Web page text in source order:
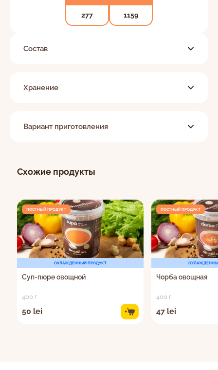
277 1159
Состав
Хранение
Вариант приготовления
Схожие продукты
ПОСТНЫЙ ПРОДУКТ
ОХЛАЖДЕННЫЙ ПРОДУКТ
Суп-пюре овощной
400 г
50 lei +
ПОСТНЫЙ ПРОДУКТ
Чорба овощная
400 г
47 lei